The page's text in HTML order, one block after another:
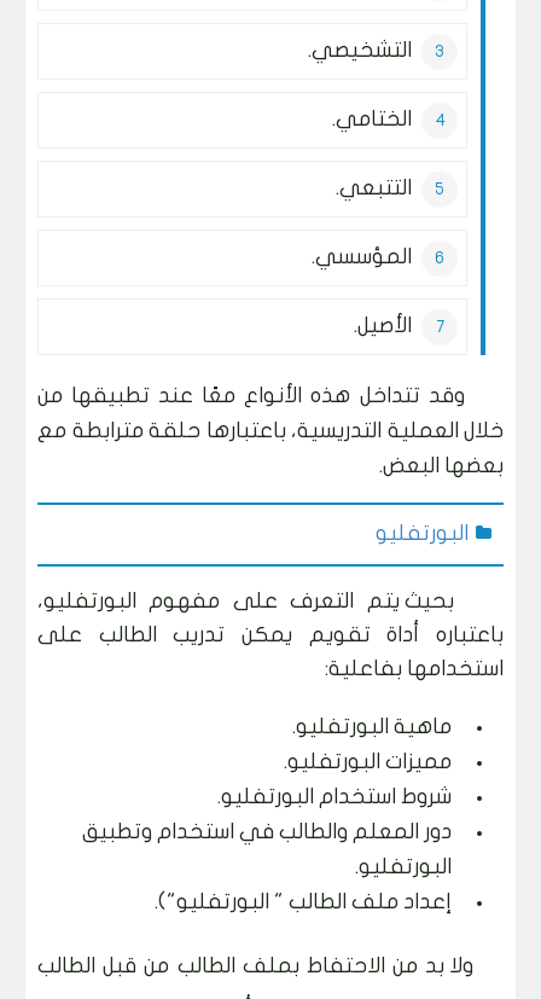
التشخيصي.
الختامي.
التتبعي.
المؤسسي.
الأصيل.
وقد تتداخل هذه الأنواع معًا عند تطبيقها من
خلال العملية التدريسية، باعتبارها حلقة مترابطة مع
بعضها البعض.
البورتفليو
بحيث يتم التعرف على مفهوم البورتفليو،
باعتباره أداة تقويم يمكن تدريب الطالب على
استخدامها بفاعلية:
ماهية البورتفليو.
مميزات البورتفليو.
شروط استخدام البورتفليو.
دور المعلم والطالب في استخدام وتطبيق
البورتفليو.
إعداد ملف الطالب " البورتفليو").
ولا بد من الاحتفاط بملف الطالب من قبل الطالب